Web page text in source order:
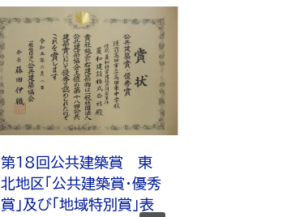
第18回公共建築賞 東
北地区「公共建築賞・優秀
賞」及び「地域特別賞」表